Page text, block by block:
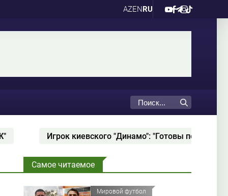
AZENRU
"Динамо": "Готовы показать лучшую игру против
Самое читаемое
Мировой футбол